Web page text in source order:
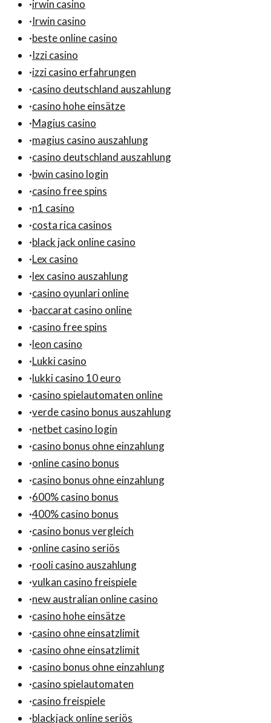
·irwin casino
·Irwin casino
·beste online casino
·Izzi casino
·izzi casino erfahrungen
·casino deutschland auszahlung
·casino hohe einsätze
·Magius casino
·magius casino auszahlung
·casino deutschland auszahlung
·bwin casino login
·casino free spins
·n1 casino
·costa rica casinos
·black jack online casino
·Lex casino
·lex casino auszahlung
·casino oyunlari online
·baccarat casino online
·casino free spins
·leon casino
·Lukki casino
·lukki casino 10 euro
·casino spielautomaten online
·verde casino bonus auszahlung
·netbet casino login
·casino bonus ohne einzahlung
·online casino bonus
·casino bonus ohne einzahlung
·600% casino bonus
·400% casino bonus
·casino bonus vergleich
·online casino seriös
·rooli casino auszahlung
·vulkan casino freispiele
·new australian online casino
·casino hohe einsätze
·casino ohne einsatzlimit
·casino ohne einsatzlimit
·casino bonus ohne einzahlung
·casino spielautomaten
·casino freispiele
·blackjack online seriös